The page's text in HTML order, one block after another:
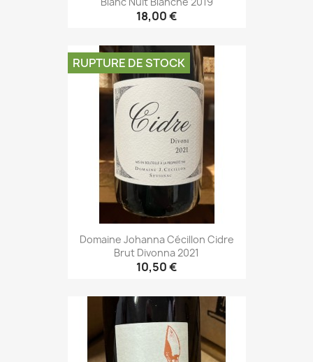
18,00 €
Domaine Johanna Cécillon Cidre
Brut Divonna 2021
10,50 €
RUPTURE DE STOCK